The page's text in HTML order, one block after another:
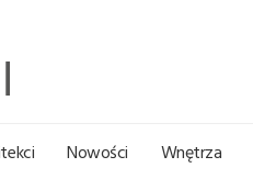
Nowości Wnętrza